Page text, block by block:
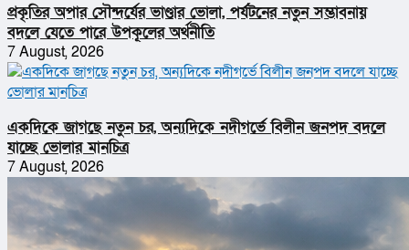
প্রকৃতির অপার সৌন্দর্যের ভাণ্ডার ভোলা, পর্যটনের নতুন সম্ভাবনায়
বদলে যেতে পারে উপকূলের অর্থনীতি
7 August, 2026
একদিকে জাগছে নতুন চর, অন্যদিকে নদীগর্ভে বিলীন জনপদ বদলে
যাচ্ছে ভোলার মানচিত্র
7 August, 2026